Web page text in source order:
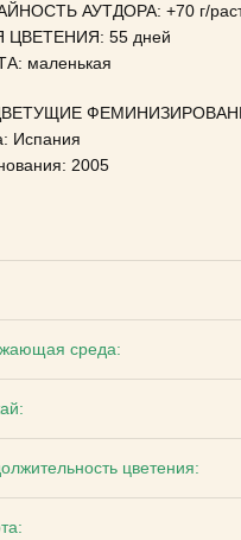
АУТДОРА: +70 г/
ЦВЕТЕНИЯ: 55 дней
маленькая
Испания
2005
среда:
цветения: